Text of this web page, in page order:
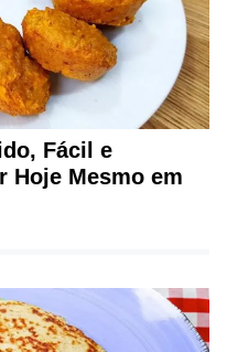
Fácil e
Hoje Mesmo em